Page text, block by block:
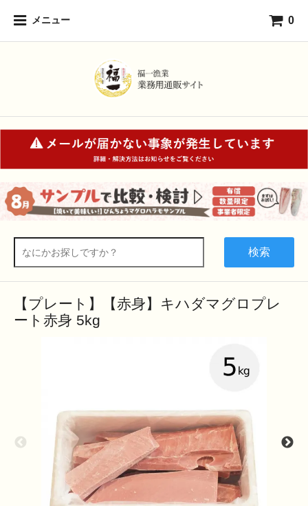
メニュー 0
検索
【プレート】【赤身】キハダマグロプレ
ート赤身 5kg